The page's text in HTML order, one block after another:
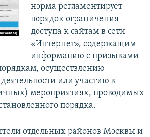
норма регламентирует
порядок ограничения
доступа к сайтам в сети
«Интернет», содержащим
информацию с призывами
осуществлению
или участию в
мероприятиях, проводимых
порядка.
отдельных районов Москвы и